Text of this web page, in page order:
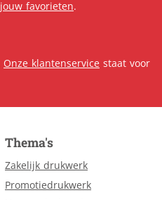
jouw favorieten.
Onze klantenservice staat voor
Thema's
Zakelijk drukwerk
Promotiedrukwerk